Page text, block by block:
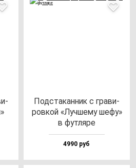
Под­ста­кан­ник с гра­ви­
ров­кой «Луч­ше­му ше­фу»
в фут­ля­ре
4990 руб